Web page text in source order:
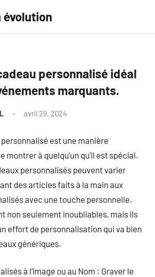
évolution
personnalisé idéal
marquants.
avril 29, 2024
est une manière
montrer à quelqu’un qu’il est spécial.
personnalisés peuvent varier
des articles faits à la main aux
avec une touche personnelle.
non seulement inoubliables, mais ils
effort de personnalisation qui va bien
génériques.
à l’Image ou au Nom : Graver le